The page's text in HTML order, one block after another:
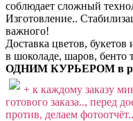
соблюдает сложный
Изготовление..
важного!
Доставка цветов,
в шоколаде, шаров, бенто
ОДНИМ КУРЬЕРОМ в
+ к каждому заказу
готового заказа.., перед
против, делаем фотоотчёт..